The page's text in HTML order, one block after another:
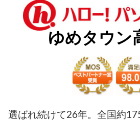
ゆめタウン
選ばれ続けて26年。全国約